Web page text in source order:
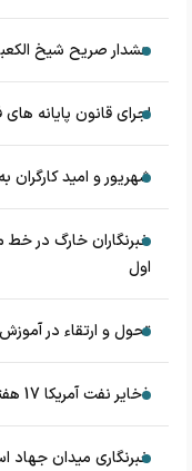
هشدار صریح شیخ
اجرای قانون پایانه
شهریور و امید کارگران
خبرنگاران خارگ در
اول
تحول و ارتقاء در
ذخایر نفت آمریکا 17 هفته متوالی آب رفت
خبرنگاری میدان جهاد